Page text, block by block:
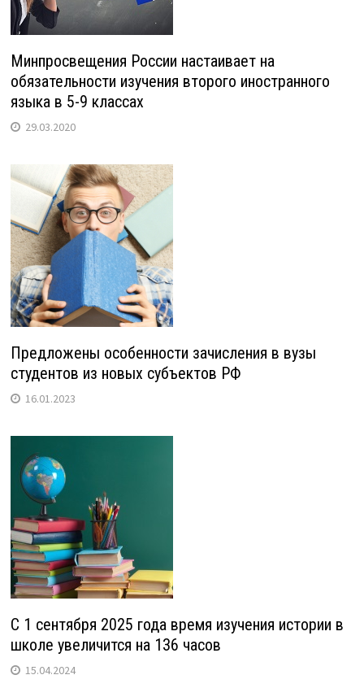
Минпросвещения России настаивает на
обязательности изучения второго иностранного
языка в 5-9 классах
29.03.2020
Предложены особенности зачисления в вузы
студентов из новых субъектов РФ
16.01.2023
С 1 сентября 2025 года время изучения истории в
школе увеличится на 136 часов
15.04.2024